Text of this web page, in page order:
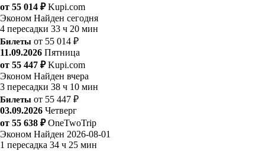
от 55 014 ₽ Kupi.com
Эконом Найден сегодня
4 пересадки 33 ч 20 мин
Билеты от 55 014 ₽
11.09.2026 Пятница
от 55 447 ₽ Kupi.com
Эконом Найден вчера
3 пересадки 38 ч 10 мин
Билеты от 55 447 ₽
03.09.2026 Четверг
от 55 638 ₽ OneTwoTrip
Эконом Найден 2026-08-01
1 пересадка 34 ч 25 мин